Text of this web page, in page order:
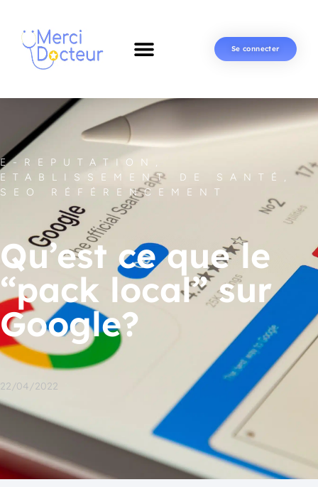
Se connecter
E-REPUTATION ,
ETABLISSEMENT DE SANTÉ ,
SEO RÉFÉRENCEMENT
Qu’est ce que le
“pack local” sur
Google?
22/04/2022